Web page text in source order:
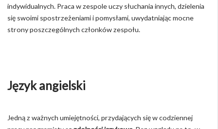
indywidualnych. Praca w zespole uczy słuchania innych, dzielenia
się swoimi spostrzeżeniami i pomysłami, uwydatniając mocne
strony poszczególnych członków zespołu.
Język angielski
Jedną z ważnych umiejętności, przydających się w codziennej